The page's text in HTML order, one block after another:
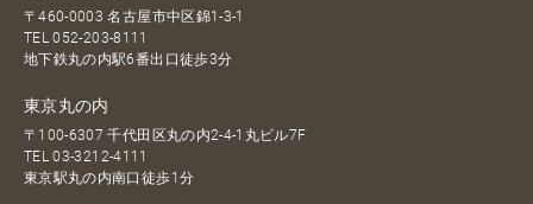
〒460-0003 名古屋市中区錦1-3-1
TEL052-203-8111
地下鉄丸の内駅6番出口徒歩3分
東京丸の内
〒100-6307 千代田区丸の内2-4-1丸ビル7F
TEL03-3212-4111
東京駅丸の内南口徒歩1分